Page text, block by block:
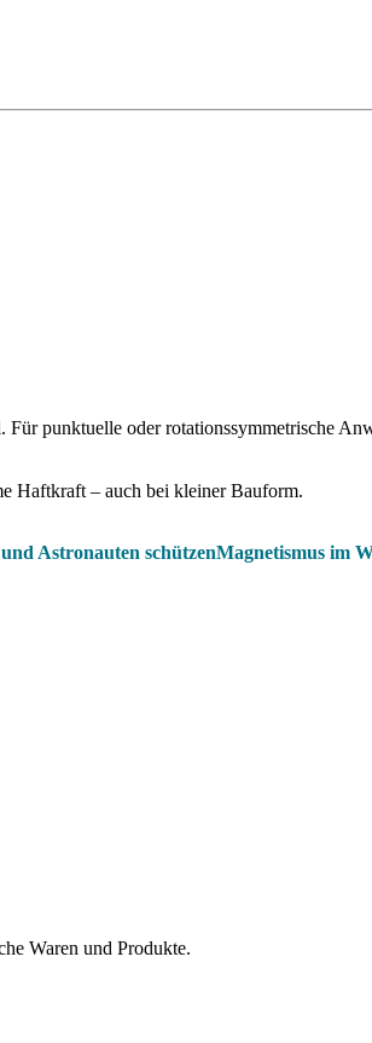
Für punktuelle oder rotationssymmetrische
Haftkraft – auch bei kleiner Bauform.
Astronauten schützenMagnetismus im
Waren und Produkte.